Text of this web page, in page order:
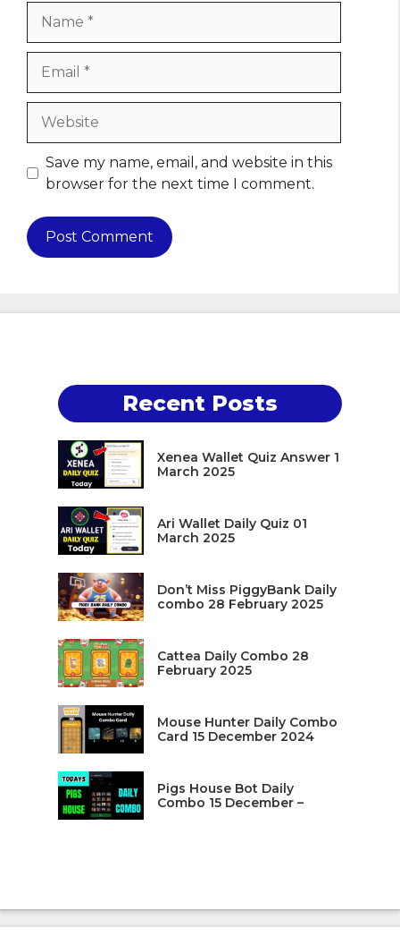
Save my name, email, and website in this
browser for the next time I comment.
Recent Posts
Xenea Wallet Quiz Answer 1
March 2025
Ari Wallet Daily Quiz 01
March 2025
Don’t Miss PiggyBank Daily
combo 28 February 2025
Cattea Daily Combo 28
February 2025
Mouse Hunter Daily Combo
Card 15 December 2024
Pigs House Bot Daily
Combo 15 December –